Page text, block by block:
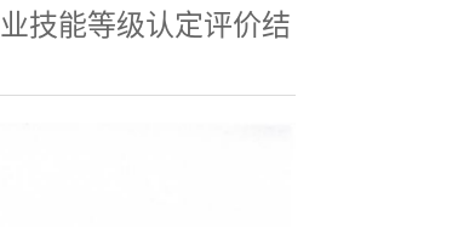
技能等级认定评价结